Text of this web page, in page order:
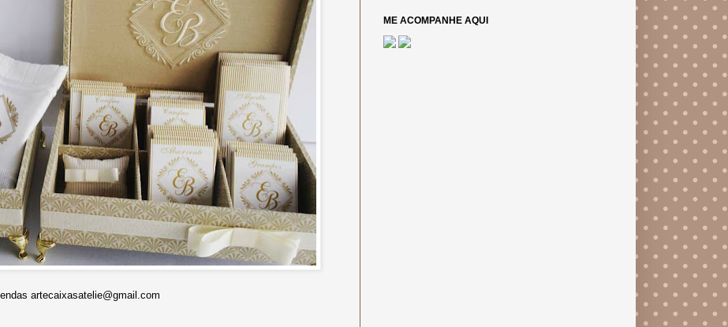
artecaixasatelie@gmail.com
ME ACOMPANHE AQUI